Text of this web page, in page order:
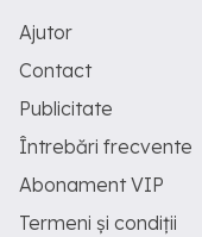
Ajutor
Contact
Publicitate
Întrebări frecvente
Abonament VIP
Termeni și condiții